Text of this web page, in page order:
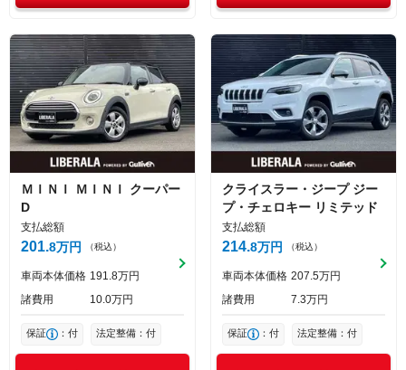
ＭＩＮＩ ＭＩＮＩ
クーパー
D
支払総額
201 8万円 （税込）
車両本体価格 191 8万円
諸費用
10 0万円
保証 ：付 法定整備：付
クライスラー・ジープ ジー
プ・チェロキー リミテッド
支払総額
214 8万円 （税込）
車両本体価格 207 5万円
諸費用
7 3万円
保証 ：付 法定整備：付